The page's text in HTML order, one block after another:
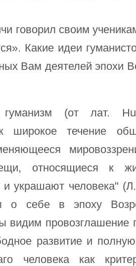
говорил своим
Какие идеи
Вам деятелей эпохи
гуманизм (от лат.
широкое течение
относящиеся к
и украшают человека"
о себе в эпоху
видим провозглашение
развитие и
человека как